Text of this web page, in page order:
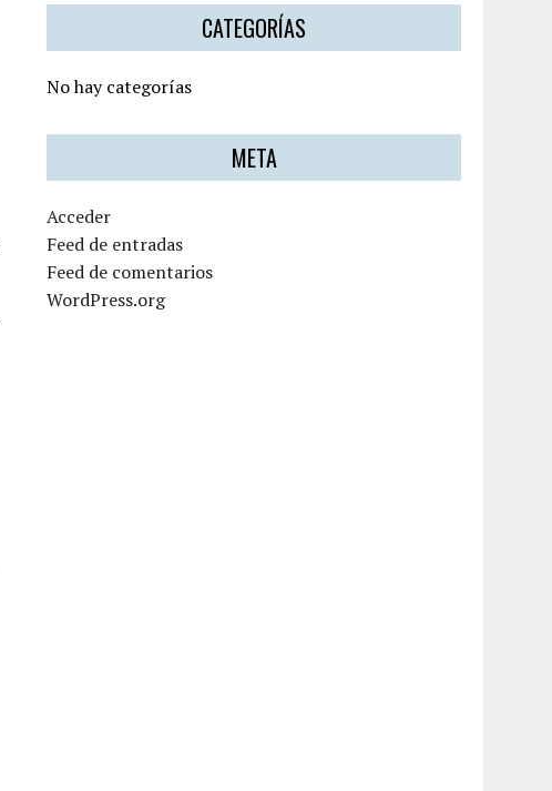
CATEGORÍAS
No hay categorías
META
Acceder
Feed de entradas
Feed de comentarios
WordPress.org